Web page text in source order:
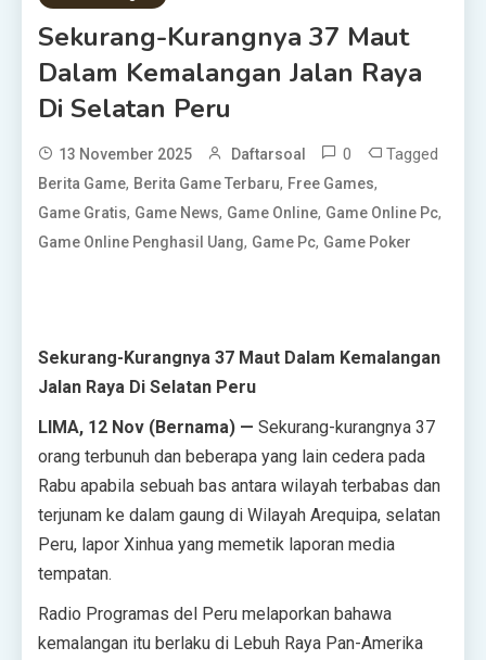
Sekurang-Kurangnya 37 Maut
Dalam Kemalangan Jalan Raya
Di Selatan Peru
13 November 2025 Daftarsoal 0 Tagged
Berita Game, Berita Game Terbaru, Free Games,
Game Gratis, Game News, Game Online, Game Online Pc,
Game Online Penghasil Uang, Game Pc, Game Poker
Sekurang-Kurangnya 37 Maut Dalam Kemalangan
Jalan Raya Di Selatan Peru
LIMA, 12 Nov (Bernama) — Sekurang-kurangnya 37
orang terbunuh dan beberapa yang lain cedera pada
Rabu apabila sebuah bas antara wilayah terbabas dan
terjunam ke dalam gaung di Wilayah Arequipa, selatan
Peru, lapor Xinhua yang memetik laporan media
tempatan.
Radio Programas del Peru melaporkan bahawa
kemalangan itu berlaku di Lebuh Raya Pan-Amerika